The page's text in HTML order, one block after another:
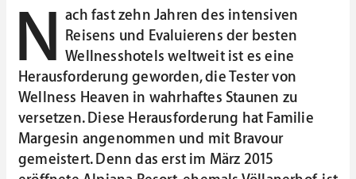
N ach fast zehn Jahren des intensiven
Reisens und Evaluierens der besten
Wellnesshotels weltweit ist es eine
Herausforderung geworden, die Tester von
Wellness Heaven in wahrhaftes Staunen zu
versetzen. Diese Herausforderung hat Familie
Margesin angenommen und mit Bravour
gemeistert. Denn das erst im März 2015